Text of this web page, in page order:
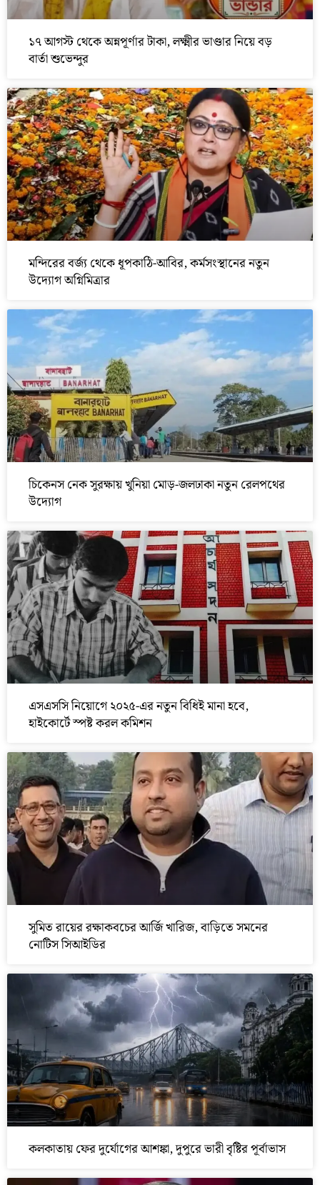
১৭ আগস্ট থেকে অন্নপূর্ণার টাকা, লক্ষ্মীর ভাণ্ডার নিয়ে বড়
বার্তা শুভেন্দুর
মন্দিরের বর্জ্য থেকে ধূপকাঠি-আবির, কর্মসংস্থানের নতুন
উদ্যোগ অগ্নিমিত্রার
চিকেনস নেক সুরক্ষায় খুনিয়া মোড়-জলঢাকা নতুন রেলপথের
উদ্যোগ
এসএসসি নিয়োগে ২০২৫-এর নতুন বিধিই মানা হবে,
হাইকোর্টে স্পষ্ট করল কমিশন
সুমিত রায়ের রক্ষাকবচের আর্জি খারিজ, বাড়িতে সমনের
নোটিস সিআইডির
কলকাতায় ফের দুর্যোগের আশঙ্কা, দুপুরে ভারী বৃষ্টির পূর্বাভাস